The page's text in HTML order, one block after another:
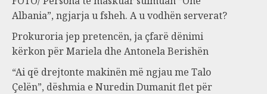
Albania”, ngjarja u fsheh. A u vodhën serverat?
Prokuroria jep pretencën, ja çfarë dënimi
kërkon për Mariela dhe Antonela Berishën
“Ai që drejtonte makinën më ngjau me Talo
Çelën”, dëshmia e Nuredin Dumanit flet për